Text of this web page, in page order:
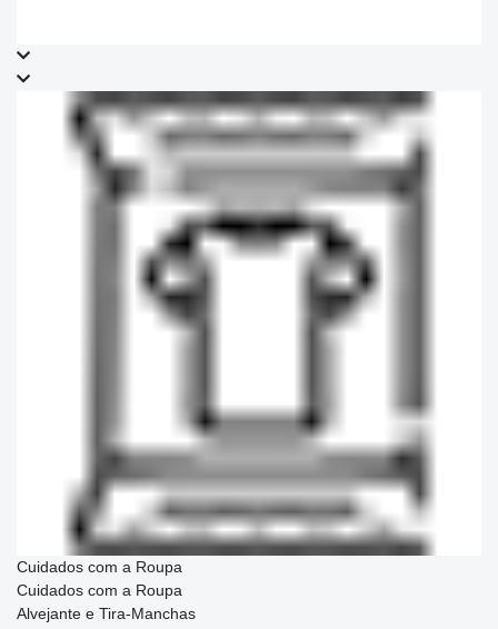
Cuidados com a Roupa
Cuidados com a Roupa
Alvejante e Tira-Manchas